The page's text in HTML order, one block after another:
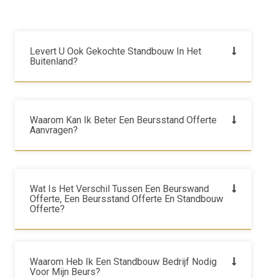
Levert U Ook Gekochte Standbouw In Het
Buitenland?
Waarom Kan Ik Beter Een Beursstand Offerte
Aanvragen?
Wat Is Het Verschil Tussen Een Beurswand
Offerte, Een Beursstand Offerte En Standbouw
Offerte?
Waarom Heb Ik Een Standbouw Bedrijf Nodig
Voor Mijn Beurs?